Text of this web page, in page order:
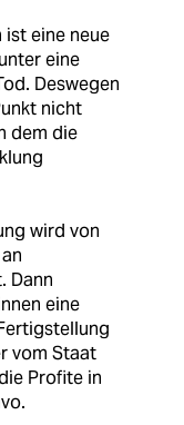
ist eine neue
eine
Deswegen
nicht
dem die
wird von
Dann
eine
vom Staat
Profite in